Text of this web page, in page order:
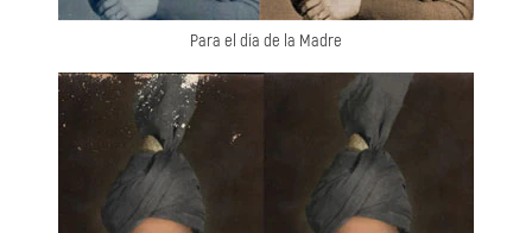
Para el día de la Madre